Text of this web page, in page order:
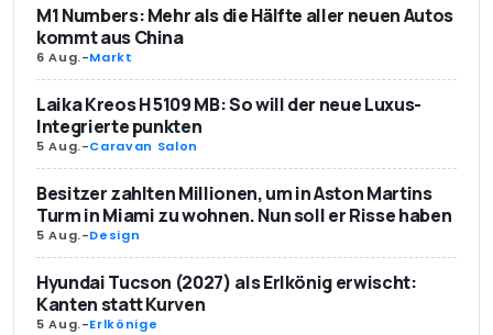
M1 Numbers: Mehr als die Hälfte aller neuen Autos
kommt aus China
6 Aug.-Markt
Laika Kreos H 5109 MB: So will der neue Luxus-
Integrierte punkten
5 Aug.-Caravan Salon
Besitzer zahlten Millionen, um in Aston Martins
Turm in Miami zu wohnen. Nun soll er Risse haben
5 Aug.-Design
Hyundai Tucson (2027) als Erlkönig erwischt:
Kanten statt Kurven
5 Aug.-Erlkönige